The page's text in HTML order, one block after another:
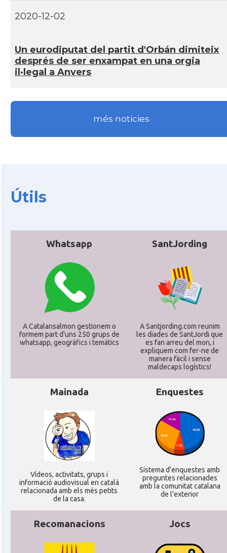
2020-12-02
Un eurodiputat del partit d'Orbán dimiteix
després de ser enxampat en una orgia
il·legal a Anvers
més noticies
Útils
Whatsapp
A Catalansalmon gestionem o
formem part d'uns 250 grups de
whatsapp, geogràfics i temàtics
SantJording
A Santjording.com reunim
les diades de SantJordi que
es fan arreu del mon, i
expliquem com fer-ne de
manera fàcil i sense
maldecaps logí­stics!
Mainada
Ví­deos, activitats, grups i
informació audiovisual en català
relacionada amb els més petits
de la casa.
Enquestes
Sistema d'enquestes amb
preguntes relacionades
amb la comunitat catalana
de l'exterior
Recomanacions Jocs